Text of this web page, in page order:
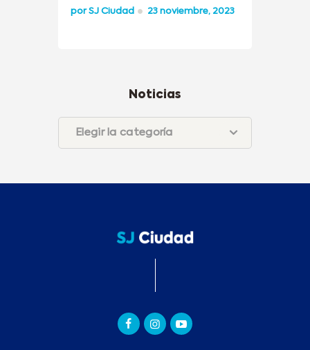
porSJ Ciudad 23 noviembre, 2023
Noticias